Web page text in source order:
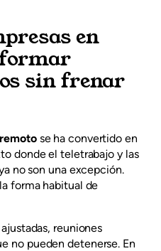
en
sin frenar
se ha convertido en
donde el teletrabajo y las
no son una excepción.
forma habitual de
reuniones
no pueden detenerse. En